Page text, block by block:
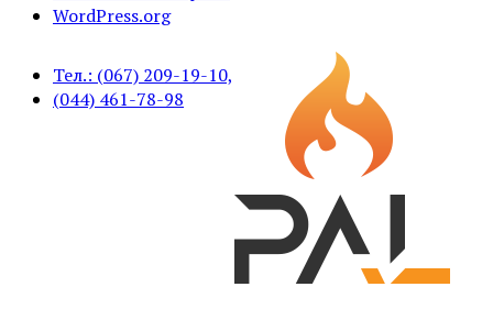
WordPress.org
Тел.: (067) 209-19-10,
(044) 461-78-98